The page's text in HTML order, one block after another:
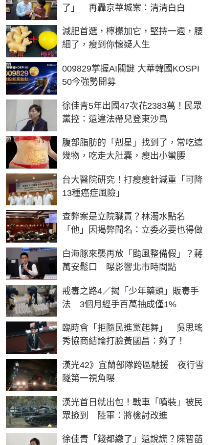
了」 再轟京華城案：清清白白
減肥首選，檸檬加它，堅持一週，腰
細了，瘦到你懷疑人生
PR
009829掌握AI關鍵 大華韓國KOSPI
50今強勢開募
PR
徐佳青5年出國47次花2383萬！民眾
黨控：還違法帶兒登東沙島
腹部脂肪的「剋星」找到了，常吃這
幾物，吃走大肚囊，瘦出小蠻腰
PR
台大醫院研究！打瘦瘦針減重「可降
13種癌症風險」
查弊案是立院職責？林濁水點名
「他」因揭弊聞名：立委必要也得做
白海豚來襲再放「颱風整備假」？蔣
萬安鬆口 曝影響北市時間點
戒毒之路4／揭「少年藥頭」販毒手
法 3個月經手百萬抽成僅1%
臨時會「拒隨民進黨起舞」 吳思瑤
秀協商結論打臉黃國昌：夠了！
漢光42》宜蘭部隊跨區馳援 夜行雪
隧第一視角曝
漢光首日就出包！戰車「噴裝」被民
眾撿到 陸軍：將檢討改進
徐佳青「錢都繳了」還說謊？陳智菡